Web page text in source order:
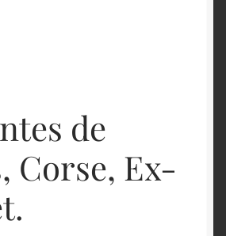
de
Corse, Ex-